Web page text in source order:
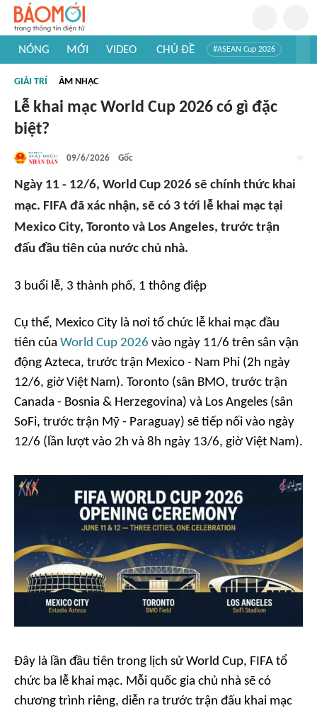
NÓNG MỚI VIDEO CHỦ ĐỀ #ASEAN Cup 2026
#Khám phá thế giới
GIẢI TRÍ ÂM NHẠC
Lễ khai mạc World Cup 2026 có gì đặc
biệt?
09/6/2026 Gốc
Ngày 11 - 12/6, World Cup 2026 sẽ chính thức khai
mạc. FIFA đã xác nhận, sẽ có 3 tới lễ khai mạc tại
Mexico City, Toronto và Los Angeles, trước trận
đấu đầu tiên của nước chủ nhà.
3 buổi lễ, 3 thành phố, 1 thông điệp
Cụ thể, Mexico City là nơi tổ chức lễ khai mạc đầu
tiên của World Cup 2026 vào ngày 11/6 trên sân vận
động Azteca, trước trận Mexico - Nam Phi (2h ngày
12/6, giờ Việt Nam). Toronto (sân BMO, trước trận
Canada - Bosnia & Herzegovina) và Los Angeles (sân
SoFi, trước trận Mỹ - Paraguay) sẽ tiếp nối vào ngày
12/6 (lần lượt vào 2h và 8h ngày 13/6, giờ Việt Nam).
Đây là lần đầu tiên trong lịch sử World Cup, FIFA tổ
chức ba lễ khai mạc. Mỗi quốc gia chủ nhà sẽ có
chương trình riêng, diễn ra trước trận đấu khai mạc